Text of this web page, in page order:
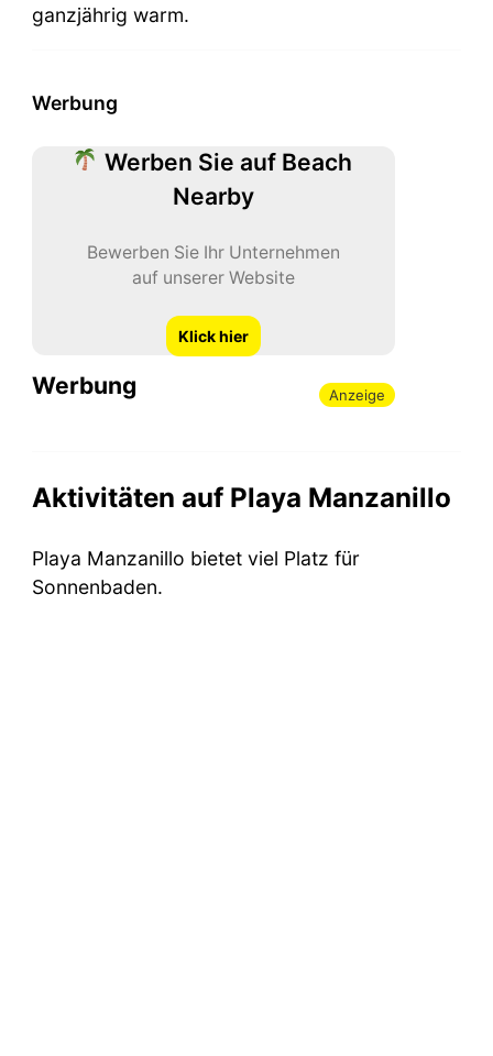
ganzjährig warm.
Werbung
Werben Sie auf Beach
Nearby
Bewerben Sie Ihr Unternehmen
auf unserer Website
Klick hier
Werbung Anzeige
Aktivitäten auf Playa Manzanillo
Playa Manzanillo bietet viel Platz für
Sonnenbaden.